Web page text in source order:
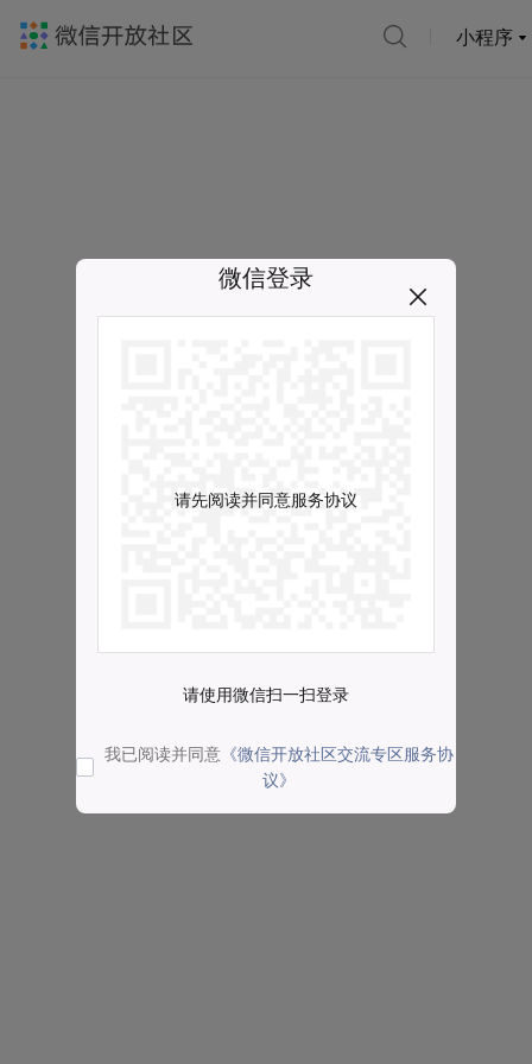
小程序
微信登录
请先阅读并同意服务协议
请使用微信扫一扫登录
我已阅读并同意 《微信开放社区交流专区服务协
议》